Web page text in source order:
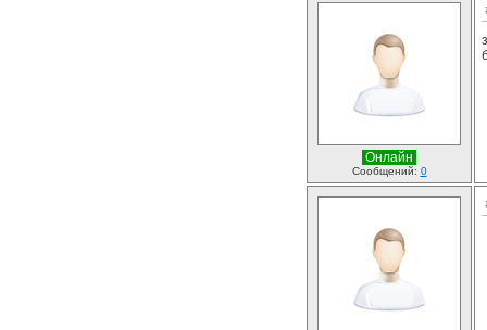
Онлайн
Сообщений: 0